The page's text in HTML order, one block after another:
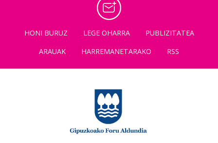
HONI BURUZ LEGE OHARRA
PUBLIZITATEA
ARAUAK
HARREMANETARAKO RSS